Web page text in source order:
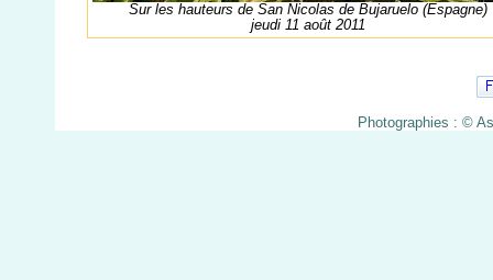
Sur les hauteurs de San Nicolas de Bujaruelo (Espagne)
jeudi 11 août 2011
Photographies : ©